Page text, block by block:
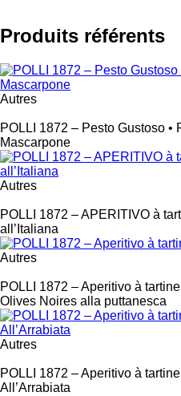
Produits référents
Autres
POLLI 1872 – Pesto Gustoso •
Mascarpone
Autres
POLLI 1872 – APERITIVO à
all’Italiana
Autres
POLLI 1872 – Aperitivo à
Olives Noires alla puttanesca
Autres
POLLI 1872 – Aperitivo à
All’Arrabiata